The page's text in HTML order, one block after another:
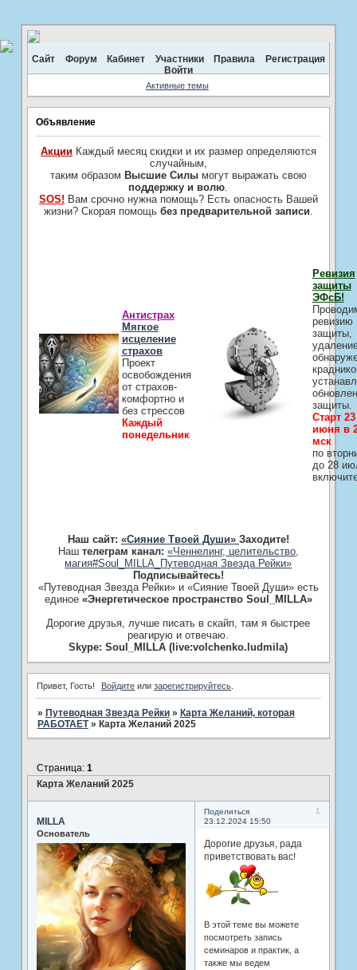
Сайт Форум Кабинет Участники Правила
Регистрация
Войти
Активные темы
Объявление
АкцииКаждый месяц скидки и их размер определяются
случайным,
таким образом Высшие Силымогут выражать свою
поддержку и волю
SOS! Вам срочно нужна помощь? Есть опасность Вашей
жизни? Скорая помощь без предварительной записи
Антистрах
Мягкое
исцеление
страхов
Проект
освобождения
от страхов-
комфортно и
без стрессов
Каждый
понедельник
Ревизия
защиты
ЭФсБ!
ревизию
защиты,
защиты.
Старт 23
июня в
мск
по
до 28
Наш сайт: «Сияние Твоей Души» Заходите!
Наш телеграм канал: «Ченнелинг, целительство,
магия#Soul_MILLA_Путеводная Звезда Рейки»
Подписывайтесь!
«Путеводная Звезда Рейки» и «Сияние Твоей Души» есть
единое «Энергетическое пространство Soul_MILLA»
Дорогие друзья, лучше писать в скайп, там я быстрее
реагирую и отвечаю.
Skype: Soul_MILLA (live:volchenko.ludmila)
Привет, Гость! Войдите илизарегистрируйтесь
» Путеводная Звезда Рейки » Карта Желаний, которая
РАБОТАЕТ » Карта Желаний 2025
Карта Желаний 2025
Страница: 1
Поделиться
1
23.12.2024 15:50
MILLA
Основатель
Дорогие друзья, рада
приветствовать вас!
В этой теме вы можете
посмотреть запись
семинаров и практик, а
также мы ведем